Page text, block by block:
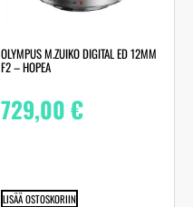
OLYMPUS M.ZUIKO DIGITAL ED 12MM
F2 – HOPEA
729,00€
LISÄÄ OSTOSKORIIN